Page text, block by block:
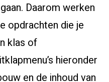
Daarom werken
opdrachten die je
klas of
hieronder
en de inhoud van